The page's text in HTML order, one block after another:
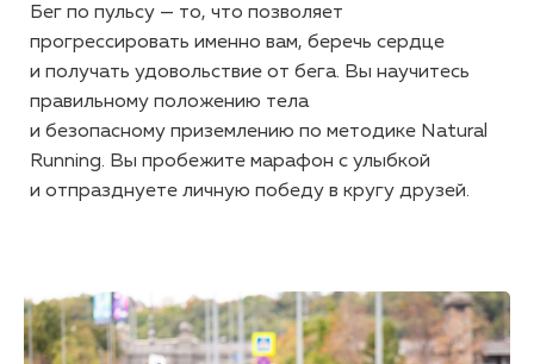
Бег по пульсу — то, что позволяет
прогрессировать именно вам, беречь сердце
и получать удовольствие от бега. Вы научитесь
правильному положению тела
и безопасному приземлению по методике Natural
Running. Вы пробежите марафон с улыбкой
и отпразднуете личную победу в кругу друзей.